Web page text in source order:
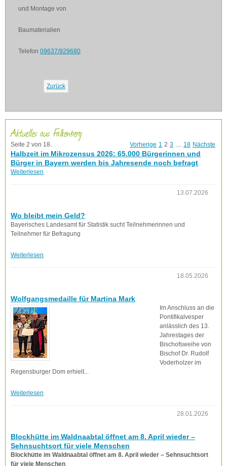
und Montage von
Baumaterialien
Telefon 09637/929680
Zurück
Aktuelles aus Falkenberg
Seite 2 von 18. Vorherige 1 2 3 .... 18 Nächste
Halbzeit im Mikrozensus 2026: 65.000 Bürgerinnen und
Bürger in Bayern werden bis Jahresende noch befragt
Weiterlesen
13.07.2026
Wo bleibt mein Geld?
Bayerisches Landesamt für Statistik sucht Teilnehmerinnen und
Teilnehmer für Befragung
Weiterlesen
18.05.2026
Wolfgangsmedaille für Martina Mark
Im Anschluss an die
Pontifikalvesper
anlässlich des 13.
Jahrestages der
Bischofsweihe von
Bischof Dr. Rudolf
Voderholzer im
Regensburger Dom erhielt...
Weiterlesen
28.01.2026
Blockhütte im Waldnaabtal öffnet am 8. April wieder –
Sehnsuchtsort für viele Menschen
Blockhütte im Waldnaabtal öffnet am 8. April wieder – Sehnsuchtsort
für viele Menschen